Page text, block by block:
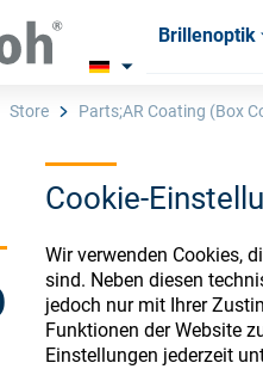
Cookie-
Wir verwenden Cookies,
sind. Neben diesen
jedoch nur mit Ihrer
Funktionen der Website
Einstellungen jederzeit
Brillenoptik
Store Parts;AR Coating (Box